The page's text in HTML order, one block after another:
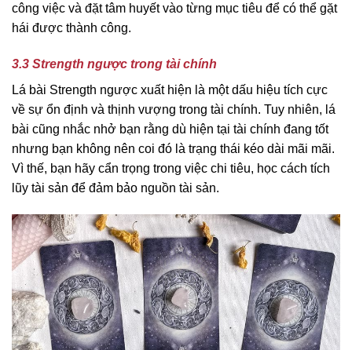
công việc và đặt tâm huyết vào từng mục tiêu để có thể gặt
hái được thành công.
3.3 Strength ngược trong tài chính
Lá bài Strength ngược xuất hiện là một dấu hiệu tích cực
về sự ổn định và thịnh vượng trong tài chính. Tuy nhiên, lá
bài cũng nhắc nhở bạn rằng dù hiện tại tài chính đang tốt
nhưng bạn không nên coi đó là trạng thái kéo dài mãi mãi.
Vì thế, bạn hãy cẩn trọng trong việc chi tiêu, học cách tích
lũy tài sản để đảm bảo nguồn tài sản.